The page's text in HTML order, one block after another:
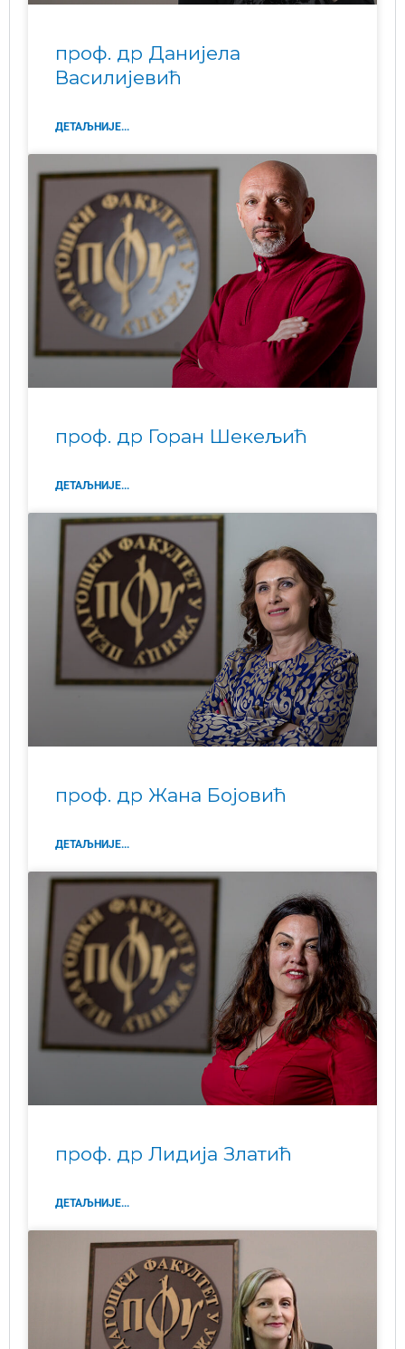
проф. др Данијела
Василијевић
ДЕТАЉНИЈЕ...
проф. др Горан Шекељић
ДЕТАЉНИЈЕ...
проф. др Жана Бојовић
ДЕТАЉНИЈЕ...
проф. др Лидија Златић
ДЕТАЉНИЈЕ...